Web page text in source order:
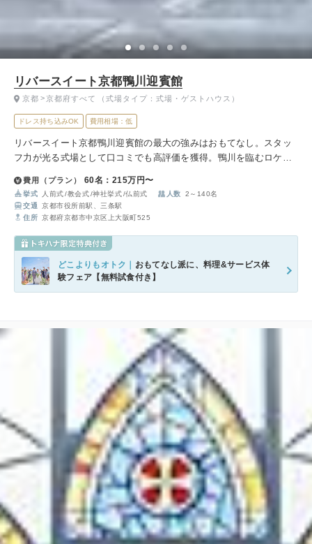
リバースイート京都鴨川迎賓館
ドレス持ち込みOK 費用相場：低
リバースイート京都鴨川迎賓館の最大の強みはおもてなし。スタッ
フ力が光る式場として口コミでも高評価を獲得。鴨川を臨むロケー
す。
京都 京都府すべて （式場タイプ：式場・ゲストハウス）
費用（プラン） 60名：215万円〜
挙式 人前式 教会式 神社挙式 仏前式 人数
2～140名
交通
京都市役所前駅、三条駅
住所 京都府京都市中京区上大阪町525
どこよりもオトク｜ おもてなし派に、料理&サービス体
験フェア【無料試食付き】